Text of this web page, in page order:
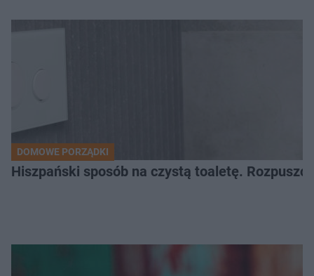
DOMOWE PORZĄDKI
Hiszpański sposób na czystą toaletę.